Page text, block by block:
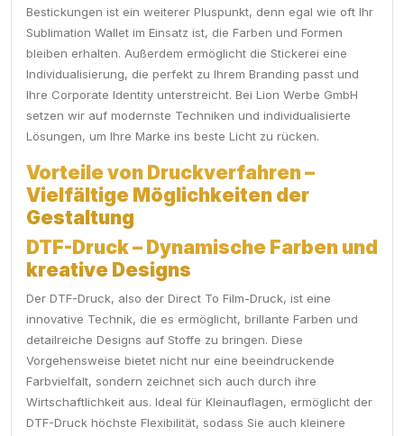
Bestickungen ist ein weiterer Pluspunkt, denn egal wie oft Ihr
Sublimation Wallet im Einsatz ist, die Farben und Formen
bleiben erhalten. Außerdem ermöglicht die Stickerei eine
Individualisierung, die perfekt zu Ihrem Branding passt und
Ihre Corporate Identity unterstreicht. Bei Lion Werbe GmbH
setzen wir auf modernste Techniken und individualisierte
Lösungen, um Ihre Marke ins beste Licht zu rücken.
Vorteile von Druckverfahren –
Vielfältige Möglichkeiten der
Gestaltung
DTF-Druck – Dynamische Farben und
kreative Designs
Der DTF-Druck, also der Direct To Film-Druck, ist eine
innovative Technik, die es ermöglicht, brillante Farben und
detailreiche Designs auf Stoffe zu bringen. Diese
Vorgehensweise bietet nicht nur eine beeindruckende
Farbvielfalt, sondern zeichnet sich auch durch ihre
Wirtschaftlichkeit aus. Ideal für Kleinauflagen, ermöglicht der
DTF-Druck höchste Flexibilität, sodass Sie auch kleinere